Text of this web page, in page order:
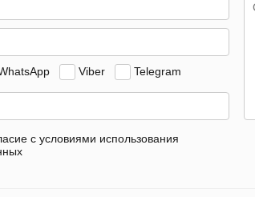
Viber Telegram
с условиями использования